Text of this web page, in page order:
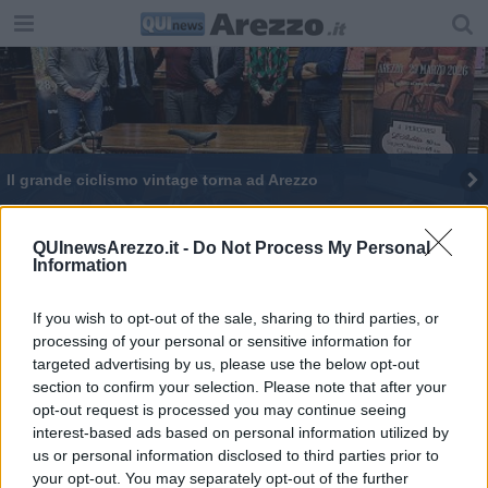
QUInewsArezzo.it - Do Not Process My Personal
Information
If you wish to opt-out of the sale, sharing to third parties, or
processing of your personal or sensitive information for
targeted advertising by us, please use the below opt-out
section to confirm your selection. Please note that after your
opt-out request is processed you may continue seeing
interest-based ads based on personal information utilized by
us or personal information disclosed to third parties prior to
your opt-out. You may separately opt-out of the further
Il grande ciclismo vintage torna ad Arezzo
In campo per il Calcit, prenotazioni aperte
Braccialini c'è l'accordo, salvi i dipendenti
Invito a Palazzo, le banche svelano i loro tesori
Calcio Femminile e Nazionale Attori per il Calcit
Tutti in sella alle bici vintage, torna l'Ardita